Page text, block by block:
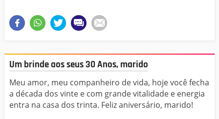
Um brinde aos seus 30 Anos, marido
Meu amor, meu companheiro de vida, hoje você fecha
a década dos vinte e com grande vitalidade e energia
entra na casa dos trinta. Feliz aniversário, marido!